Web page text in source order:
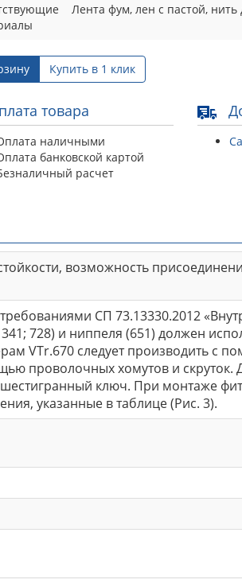
Лента фум, лен с пастой,
Купить в 1 клик
товара
наличными
банковской картой
расчет
возможность
СП 73.13330.2012
728) и ниппеля (651) должен
VTr.670 следует производить с
проволочных хомутов и скруток.
ключ. При монтаже
указанные в таблице (Рис. 3).